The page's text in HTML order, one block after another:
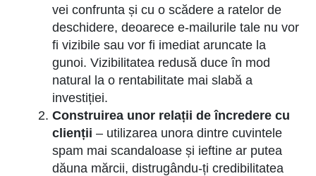
vei confrunta și cu o scădere a ratelor de
deschidere, deoarece e-mailurile tale nu vor
fi vizibile sau vor fi imediat aruncate la
gunoi. Vizibilitatea redusă duce în mod
natural la o rentabilitate mai slabă a
investiției.
Construirea unor relații de încredere cu
clienții – utilizarea unora dintre cuvintele
spam mai scandaloase și ieftine ar putea
dăuna mărcii, distrugându-ți credibilitatea